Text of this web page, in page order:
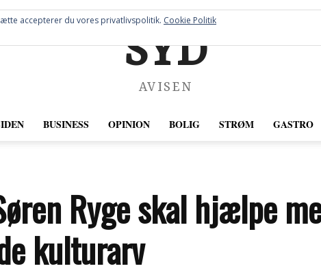
SYD
AVISEN
BUSINESS OPINION BOLIG STRØM GASTRO
Ryge skal hjælpe
kulturarv
accepterer du vores privatlivspolitik. Cookie Politik